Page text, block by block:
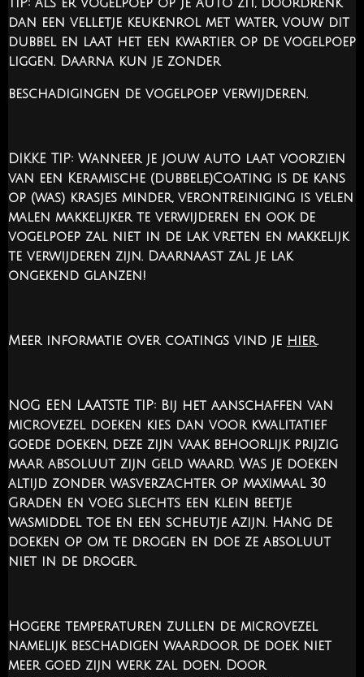
TIP: als er vogelpoep op je auto zit, doordrenk
dan een velletje keukenrol met water, vouw dit
dubbel en laat het een kwartier op de vogelpoep
liggen. Daarna kun je zonder
beschadigingen de vogelpoep verwijderen.
DIKKE TIP: Wanneer je jouw auto laat voorzien
van een Keramische (dubbele)Coating is de kans
op (was) krasjes minder, verontreiniging is velen
malen makkelijker te verwijderen en ook de
vogelpoep zal niet in de lak vreten en makkelijk
te verwijderen zijn. Daarnaast zal je lak
ongekend glanzen!
Meer informatie over coatings vind je hier.
NOG EEN LAATSTE TIP: Bij het aanschaffen van
microvezel doeken kies dan voor kwalitatief
goede doeken, deze zijn vaak behoorlijk prijzig
maar absoluut zijn geld waard. Was je doeken
altijd zonder wasverzachter op maximaal 30
Graden en voeg slechts een klein beetje
wasmiddel toe en een scheutje azijn. Hang de
doeken op om te drogen en doe ze absoluut
niet in de droger.
Hogere temperaturen zullen de microvezel
namelijk beschadigen waardoor de doek niet
meer goed zijn werk zal doen. Door